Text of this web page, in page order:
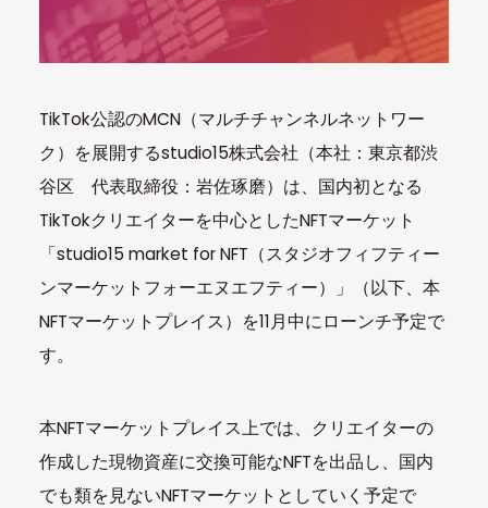
TikTok公認のMCN（マルチチャンネルネットワー
ク）を展開するstudio15株式会社（本社：東京都渋
谷区 代表取締役：岩佐琢磨）は、国内初となる
TikTokクリエイターを中心としたNFTマーケット
「studio15 market for NFT（スタジオフィフティー
ンマーケットフォーエヌエフティー）」（以下、本
NFTマーケットプレイス）を11月中にローンチ予定で
す。
本NFTマーケットプレイス上では、クリエイターの
作成した現物資産に交換可能なNFTを出品し、国内
でも類を見ないNFTマーケットとしていく予定で